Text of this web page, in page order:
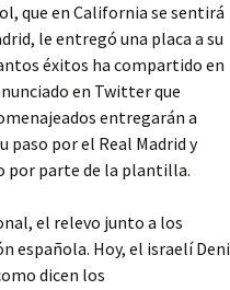
que en California se sentirá
le entregó una placa a su
éxitos ha compartido en
en Twitter que
entregarán a
paso por el Real Madrid y
por parte de la plantilla.
el relevo junto a los
española. Hoy, el israelí Deni
dicen los